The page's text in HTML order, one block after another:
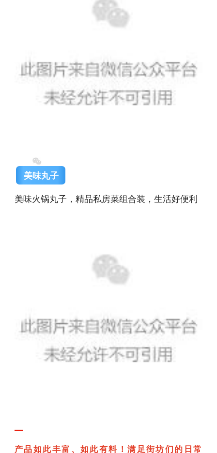
美味丸子
美味火锅丸子，精品私房菜组合装，生活好便利
产品如此丰富、如此有料！满足街坊们的日常